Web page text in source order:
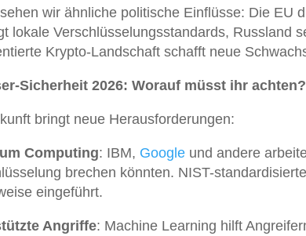
wir ähnliche politische Einflüsse: Die EU
lokale Verschlüsselungsstandards, Russland
Krypto-Landschaft schafft neue
Sicherheit 2026: Worauf müsst ihr achten?
bringt neue Herausforderungen:
Computing: IBM, Google und andere
brechen könnten. NIST-
eingeführt.
Angriffe: Machine Learning hilft